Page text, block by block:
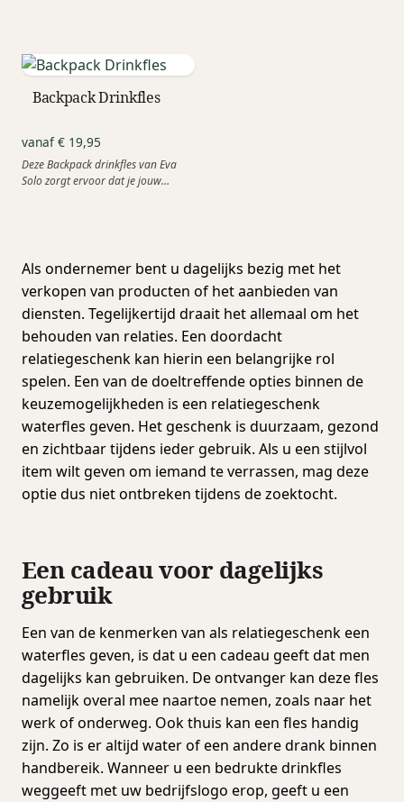
Backpack Drinkfles
vanaf € 19,95
Deze Backpack drinkfles van Eva
Solo zorgt ervoor dat je jouw
Als ondernemer bent u dagelijks bezig met het
verkopen van producten of het aanbieden van
diensten. Tegelijkertijd draait het allemaal om het
behouden van relaties. Een doordacht
relatiegeschenk kan hierin een belangrijke rol
spelen. Een van de doeltreffende opties binnen de
keuzemogelijkheden is een relatiegeschenk
waterfles geven. Het geschenk is duurzaam, gezond
en zichtbaar tijdens ieder gebruik. Als u een stijlvol
item wilt geven om iemand te verrassen, mag deze
optie dus niet ontbreken tijdens de zoektocht.
Een cadeau voor dagelijks
gebruik
Een van de kenmerken van als relatiegeschenk een
waterfles geven, is dat u een cadeau geeft dat men
dagelijks kan gebruiken. De ontvanger kan deze fles
namelijk overal mee naartoe nemen, zoals naar het
werk of onderweg. Ook thuis kan een fles handig
zijn. Zo is er altijd water of een andere drank binnen
handbereik. Wanneer u een bedrukte drinkfles
weggeeft met uw bedrijfslogo erop, geeft u een